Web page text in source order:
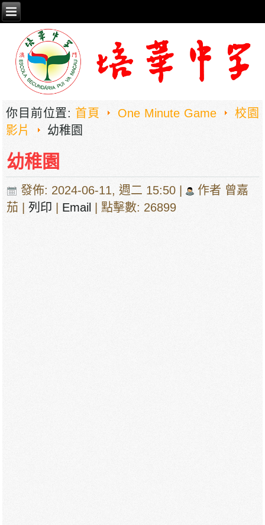
你目前位置: 首頁 One Minute Game
校園
影片
幼稚園
幼稚園
發佈: 2024-06-11, 週二 15:50 |
作者 曾嘉
茄 |列印 Email | 點擊數: 26899